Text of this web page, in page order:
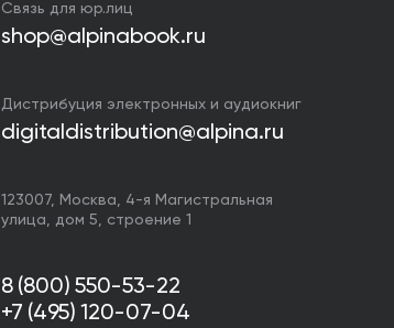
Связь для юр.лиц
shop@alpinabook.ru
Дистрибуция электронных и аудиокниг
digitaldistribution@alpina.ru
123007, Москва, 4-я Магистральная
улица, дом 5, строение 1
8 (800) 550-53-22
+7 (495) 120-07-04